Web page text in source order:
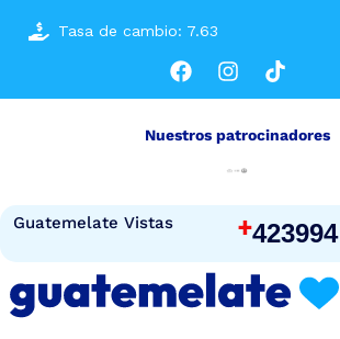
Tasa de cambio: 7.63
Guatemelate Vistas +423994
Nuestros patrocinadores